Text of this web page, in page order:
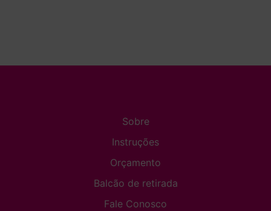
Sobre
Instruções
Orçamento
Balcão de retirada
Fale Conosco